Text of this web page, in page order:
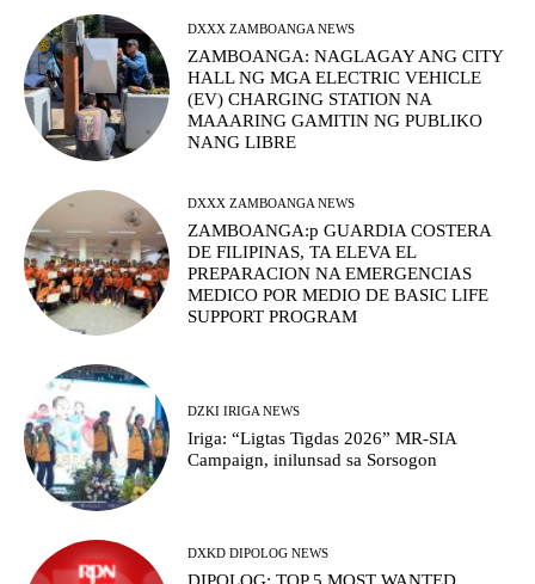
DXXX ZAMBOANGA NEWS
ZAMBOANGA: NAGLAGAY ANG CITY
HALL NG MGA ELECTRIC VEHICLE
(EV) CHARGING STATION NA
MAAARING GAMITIN NG PUBLIKO
NANG LIBRE
DXXX ZAMBOANGA NEWS
ZAMBOANGA:p GUARDIA COSTERA
DE FILIPINAS, TA ELEVA EL
PREPARACION NA EMERGENCIAS
MEDICO POR MEDIO DE BASIC LIFE
SUPPORT PROGRAM
DZKI IRIGA NEWS
Iriga: “Ligtas Tigdas 2026” MR-SIA
Campaign, inilunsad sa Sorsogon
DXKD DIPOLOG NEWS